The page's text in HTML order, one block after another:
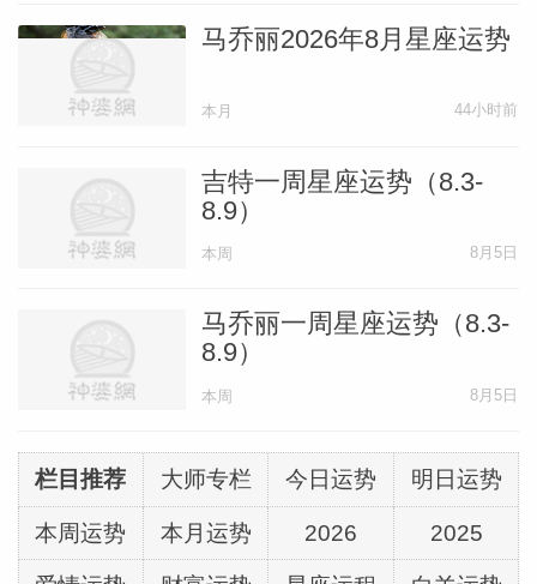
这个相位提醒咱们，感情的事，强扭的瓜不
开，这个拉扯的时间越短，你心理上的痛苦
程度就越若，反过来，迟迟不能决定，一直
纠结掰扯的，才是沉没成本更高。喜欢就争
不好的话，会被既要又要而困扰，那就真的
是成为困兽了！这几天最佳方案就是，潇
洒！！潇洒这俩字，保平安！
好运星座：双子、天秤、水瓶座
马乔丽2026年8月星座运势
本月 44小时前
吉特一周星座运势（8.3-
8.9）
本周 8月5日
马乔丽一周星座运势（8.3-
8.9）
本周 8月5日
栏目推荐 大师专栏 今日运势 明日运势
本周运势 本月运势 2026 2025